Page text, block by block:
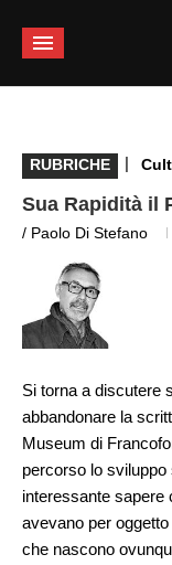
RUBRICHE |
Sua Rapidità il
/ Paolo Di Stefano
Si torna a discutere
abbandonare la
Museum di
percorso lo
interessante sapere
avevano per
che nascono